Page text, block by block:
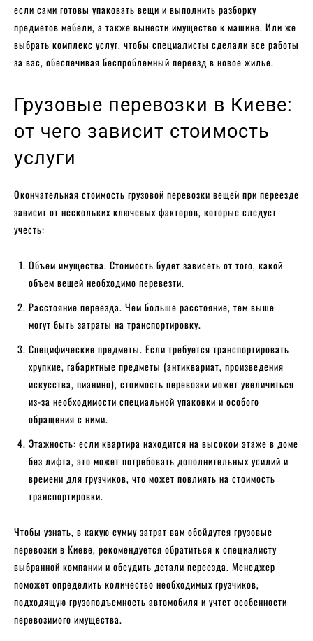
если сами готовы упаковать вещи и выполнить разборку
предметов мебели, а также вынести имущество к машине. Или же
выбрать комплекс услуг, чтобы специалисты сделали все работы
за вас, обеспечивая беспроблемный переезд в новое жилье.
Грузовые перевозки в Киеве:
от чего зависит стоимость
услуги
Окончательная стоимость грузовой перевозки вещей при переезде
зависит от нескольких ключевых факторов, которые следует
учесть:
Объем имущества. Стоимость будет зависеть от того, какой
объем вещей необходимо перевезти.
Расстояние переезда. Чем больше расстояние, тем выше
могут быть затраты на транспортировку.
Специфические предметы. Если требуется транспортировать
хрупкие, габаритные предметы (антиквариат, произведения
искусства, пианино), стоимость перевозки может увеличиться
из-за необходимости специальной упаковки и особого
обращения с ними.
Этажность: если квартира находится на высоком этаже в доме
без лифта, это может потребовать дополнительных усилий и
времени для грузчиков, что может повлиять на стоимость
транспортировки.
Чтобы узнать, в какую сумму затрат вам обойдутся грузовые
перевозки в Киеве, рекомендуется обратиться к специалисту
выбранной компании и обсудить детали переезда. Менеджер
поможет определить количество необходимых грузчиков,
подходящую грузоподъемность автомобиля и учтет особенности
перевозимого имущества.